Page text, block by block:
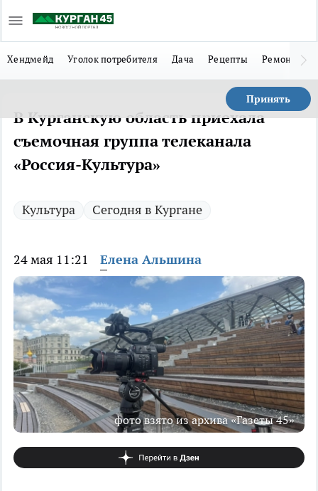
Хендмейд Уголок потребителя Дача Рецепты Ремонт
Принять
В Курганскую область приехала
съемочная группа телеканала
«Россия-Культура»
Культура Сегодня в Кургане
24 мая 11:21 Елена Альшина
фото взято из архива «Газеты 45»